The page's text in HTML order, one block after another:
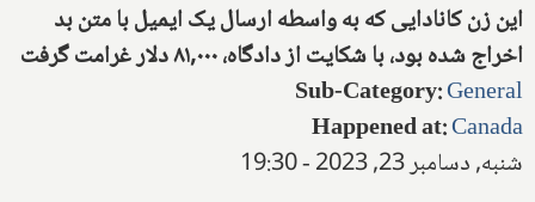
این زن کانادایی که به واسطه ارسال یک ایمیل با متن بد
اخراج شده بود، با شکایت از دادگاه، ۸۱,۰۰۰ دلار غرامت گرفت
Sub-Category:General
Happened at:Canada
شنبه, دسامبر 23, 2023 - 19:30